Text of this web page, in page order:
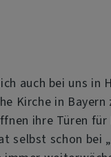
auch bei uns in
Kirche in Bayern
ihre Türen für
selbst schon bei